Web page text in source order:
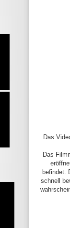
Das
Das
befindet.
schnell